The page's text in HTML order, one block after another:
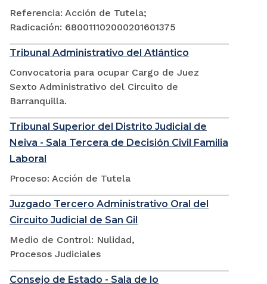
Referencia: Acción de Tutela;
Radicación: 680011102000201601375
Tribunal Administrativo del Atlántico
Convocatoria para ocupar Cargo de Juez
Sexto Administrativo del Circuito de
Barranquilla.
Tribunal Superior del Distrito Judicial de
Neiva - Sala Tercera de Decisión Civil Familia
Laboral
Proceso: Acción de Tutela
Juzgado Tercero Administrativo Oral del
Circuito Judicial de San Gil
Medio de Control: Nulidad,
Procesos Judiciales
Consejo de Estado - Sala de lo